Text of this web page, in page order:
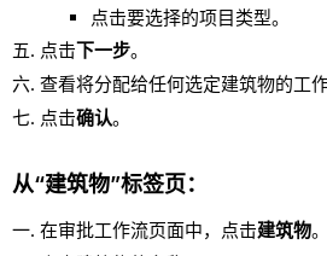
点击要选择的项目类型。
点击下一步。
查看将分配给任何选定建筑物的工
点击确认。
从“建筑物”标签页：
在审批工作流页面中，点击建筑物。